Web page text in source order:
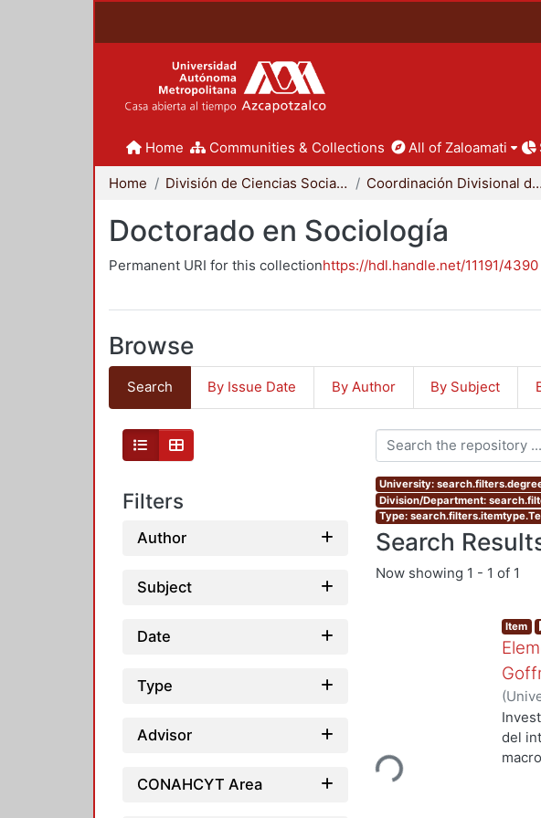
Home Communities & Collections All of Zaloamati
Home División de Ciencias Sociales y Humanidades Coordinación Divisional de Posgrado
Doctorado en Sociología
Permanent URI for this collectionhttps://hdl.handle.net/11191/4390
Browse
Search By Issue Date By Author By Subject
Filters
Author
Subject
Date
Type
Advisor
CONAHCYT Area
University:
Division/Department:
Type:
Search
Now showing 1 - 1 of 1
Loading...
Item
(
de
del